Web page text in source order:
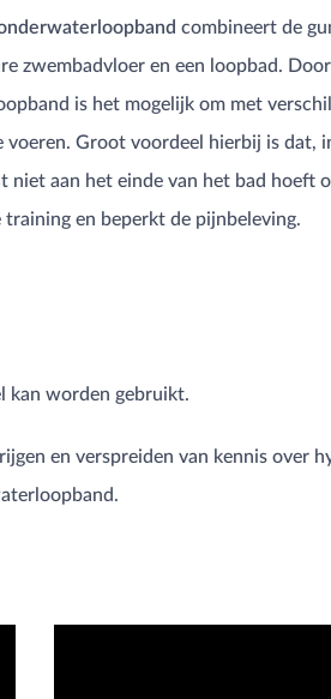
combineert de
zwembadvloer en een loopbad.
is het mogelijk om met
voeren. Groot voordeel hierbij is dat,
niet aan het einde van het bad hoeft
en beperkt de pijnbeleving.
kan worden gebruikt.
en verspreiden van kennis over